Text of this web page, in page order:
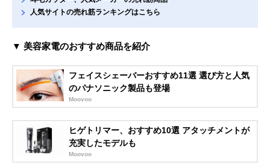
人気サイトの売れ筋ランキングはこちら
▼ 美容家電のおすすめ商品を紹介
フェイスシェーバーおすすめ11選 選び方と人気
のパナソニック製品も登場
Moovoo
ヒゲトリマー、おすすめ10選 アタッチメントが
充実したモデルも
Moovoo